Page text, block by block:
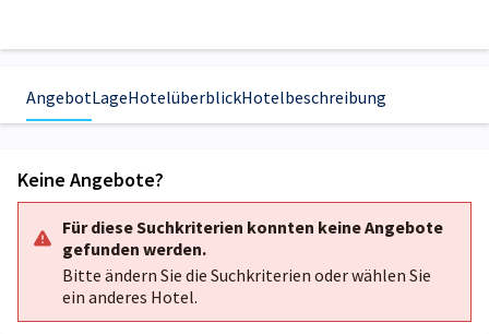
AngebotLageHotelüberblickHotelbeschreibung
Keine Angebote?
Für diese Suchkriterien konnten keine Angebote
gefunden werden.
Bitte ändern Sie die Suchkriterien oder wählen Sie
ein anderes Hotel.